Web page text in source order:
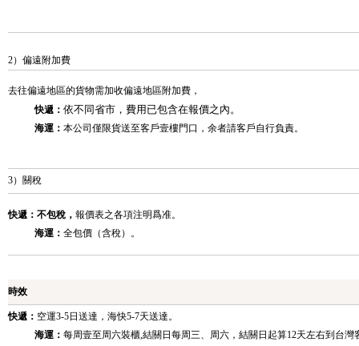
2）偏遠附加費
去往偏遠地區的貨物需加收偏遠地區附加費，
快遞： 依不同省市，費用已包含在報價之內。
海運： 本公司僅限貨送至客戶壹樓門口，余者請客戶自行負責。
3）關稅
快遞： 不包稅 ， 報價表之各項注明爲准。
海運： 全包價（含稅）。
時效
快遞： 空運3-5日送達，海快5-7天送達。
海運： 每周壹至周六裝櫃,結關日每周三、周六，結關日起算12天左右到台